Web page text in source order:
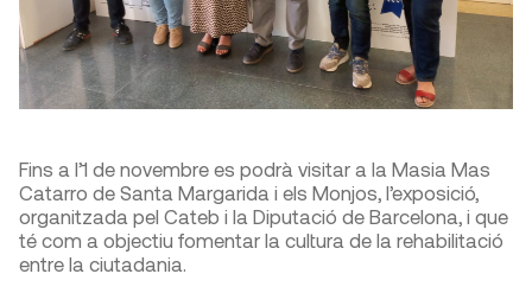
Fins a l’1 de novembre es podrà visitar a la Masia Mas
Catarro de Santa Margarida i els Monjos, l’exposició,
organitzada pel Cateb i la Diputació de Barcelona, i que
té com a objectiu fomentar la cultura de la rehabilitació
entre la ciutadania.